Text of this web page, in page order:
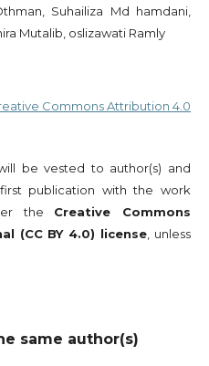
Suhailiza Md hamdani,
Mutalib, oslizawati Ramly
Commons Attribution 4.0
be vested to author(s) and
publication with the work
the Creative Commons
(CC BY 4.0) license , unless
same author(s)